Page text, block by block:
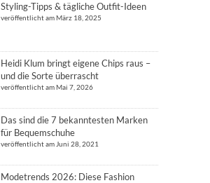
Styling-Tipps & tägliche Outfit-Ideen
veröffentlicht am März 18, 2025
Heidi Klum bringt eigene Chips raus –
und die Sorte überrascht
veröffentlicht am Mai 7, 2026
Das sind die 7 bekanntesten Marken
für Bequemschuhe
veröffentlicht am Juni 28, 2021
Modetrends 2026: Diese Fashion